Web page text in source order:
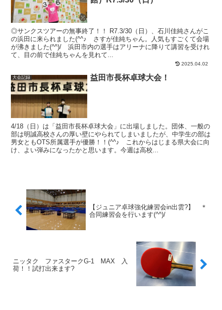
◎サンクスツアーの無事終了！！ R7.3/30（日）、石川佳純さんがこ
の浜田に来られました(^^♪ さすが佳純ちゃん。人気もすごくて会場
が沸きました(^^)/ 浜田市内の選手はアリーナに降りて講習を受けれ
て、目の前で佳純ちゃんを見れて...
2025.04.02
大会記録 益田市長杯卓球大会！
4/18（日）は「益田市長杯卓球大会」に出場しました。団体、一般の
部は明誠高校さんの厚い壁にやられてしまいましたが、中学生の部は
男女ともOTS所属選手が優勝！！(^^♪ これからはじまる県大会に向
け、よい弾みになったかと思います。今週は高校...
【ジュニア卓球強化練習会in出雲?】 ＊
合同練習会を行います(^^)/
ニッタク ファスタークG-1 MAX 入
荷！！試打出来ます?